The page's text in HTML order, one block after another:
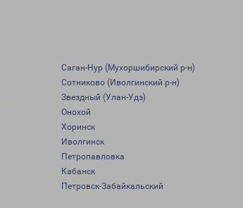
Саган-Нур (Мухоршибирский р-н)
Сотниково (Иволгинский р-н)
Звездный (Улан-Удэ)
Онохой
Хоринск
Иволгинск
Петропавловка
Кабанск
Петровск-Забайкальский